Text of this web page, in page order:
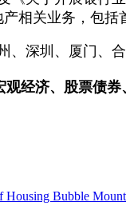
相关业务，包
深圳、厦门、合
观经济、股票债
Housing Bubble Mount